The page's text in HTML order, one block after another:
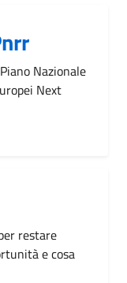
Nazionale
Next
restare
e cosa